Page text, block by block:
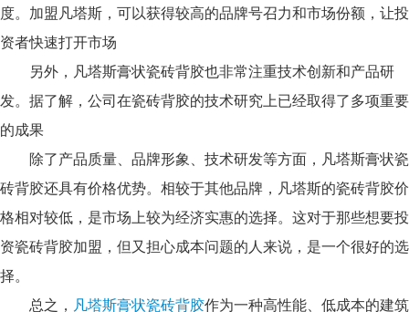
度。加盟凡塔斯，可以获得较高的品牌号召力和市场份额，让投
资者快速打开市场
另外，凡塔斯膏状瓷砖背胶也非常注重技术创新和产品研
发。据了解，公司在瓷砖背胶的技术研究上已经取得了多项重要
的成果
除了产品质量、品牌形象、技术研发等方面，凡塔斯膏状瓷
砖背胶还具有价格优势。相较于其他品牌，凡塔斯的瓷砖背胶价
格相对较低，是市场上较为经济实惠的选择。这对于那些想要投
资瓷砖背胶加盟，但又担心成本问题的人来说，是一个很好的选
择。
总之， 凡塔斯膏状瓷砖背胶作为一种高性能、低成本的建筑